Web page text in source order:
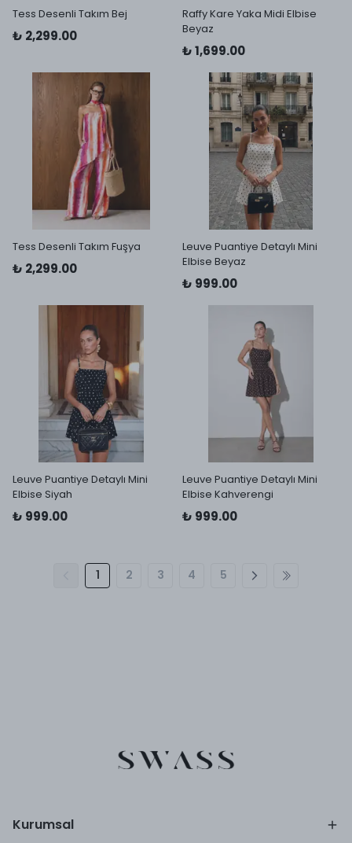
Tess Desenli Takım Bej
₺ 2,299.00
Raffy Kare Yaka Midi Elbise
Beyaz
₺ 1,699.00
Tess Desenli Takım Fuşya
₺ 2,299.00
Leuve Puantiye Detaylı Mini
Elbise Beyaz
₺ 999.00
Leuve Puantiye Detaylı Mini
Elbise Siyah
₺ 999.00
Leuve Puantiye Detaylı Mini
Elbise Kahverengi
₺ 999.00
1 2 3 4 5
Kurumsal